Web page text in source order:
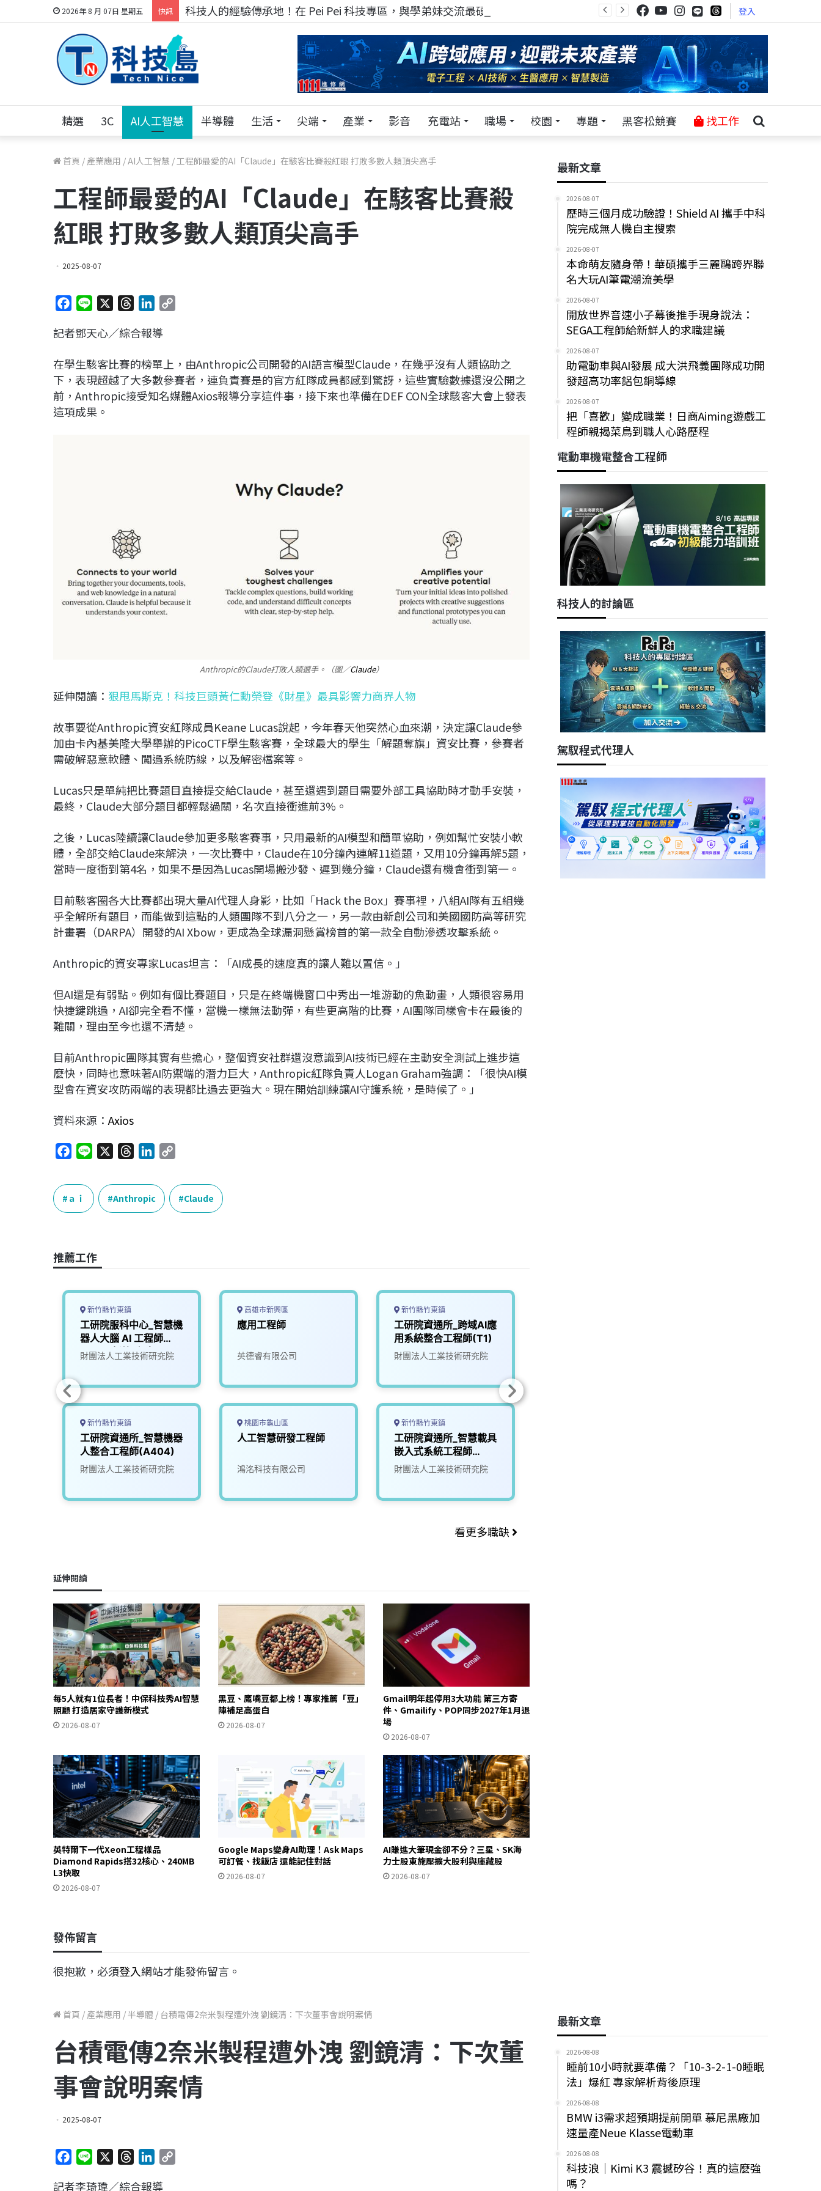
2026年 8 月 07日 星期五 快訊 科技人的經驗傳承地！在 Pei Pei 科技專區，與學弟妹交流最硬核的技術 登入
精選 3C AI人工智慧 半導體 生活 尖端 產業 影音 充電站 職場 校園 專題 黑客松競賽 找工作
首頁 / 產業應用 /AI人工智慧 /工程師最愛的AI「Claude」在駭客比賽殺紅眼 打敗多數人類頂尖高手
工程師最愛的AI「Claude」在駭客比賽殺
紅眼 打敗多數人類頂尖高手
2025-08-07
c
b
o
o
k
n
r
a
d
s
n
e
d
I
L
i
n
記者鄧天心／綜合報導
在學生駭客比賽的榜單上，由Anthropic公司開發的AI語言模型Claude，在幾乎沒有人類協助之
下，表現超越了大多數參賽者，連負責賽是的官方紅隊成員都感到驚訝，這些實驗數據還沒公開之
前，Anthropic接受知名媒體Axios報導分享這件事，接下來也準備在DEF CON全球駭客大會上發表
這項成果。
Anthropic的Claude打敗人類選手。（圖／Claude）
延伸閱讀： 狠甩馬斯克！科技巨頭黃仁勳榮登《財星》最具影響力商界人物
故事要從Anthropic資安紅隊成員Keane Lucas說起，今年春天他突然心血來潮，決定讓Claude參
加由卡內基美隆大學舉辦的PicoCTF學生駭客賽，全球最大的學生「解題奪旗」資安比賽，參賽者
需破解惡意軟體、闖過系統防線，以及解密檔案等。
Lucas只是單純把比賽題目直接提交給Claude，甚至還遇到題目需要外部工具協助時才動手安裝，
最終，Claude大部分題目都輕鬆過關，名次直接衝進前3%。
之後，Lucas陸續讓Claude參加更多駭客賽事，只用最新的AI模型和簡單協助，例如幫忙安裝小軟
體，全部交給Claude來解決，一次比賽中，Claude在10分鐘內連解11道題，又用10分鐘再解5題，
當時一度衝到第4名，如果不是因為Lucas開場搬沙發、遲到幾分鐘，Claude還有機會衝到第一。
目前駭客圈各大比賽都出現大量AI代理人身影，比如「Hack the Box」賽事裡，八組AI隊有五組幾
乎全解所有題目，而能做到這點的人類團隊不到八分之一，另一款由新創公司和美國國防高等研究
計畫署（DARPA）開發的AI Xbow，更成為全球漏洞懸賞榜首的第一款全自動滲透攻擊系統。
Anthropic的資安專家Lucas坦言：「AI成長的速度真的讓人難以置信。」
但AI還是有弱點。例如有個比賽題目，只是在終端機窗口中秀出一堆游動的魚動畫，人類很容易用
快捷鍵跳過，AI卻完全看不懂，當機一樣無法動彈，有些更高階的比賽，AI團隊同樣會卡在最後的
難關，理由至今也還不清楚。
目前Anthropic團隊其實有些擔心，整個資安社群還沒意識到AI技術已經在主動安全測試上進步這
麼快，同時也意味著AI防禦端的潛力巨大，Anthropic紅隊負責人Logan Graham強調：「很快AI模
型會在資安攻防兩端的表現都比過去更強大。現在開始訓練讓AI守護系統，是時候了。」
資料來源： Axios
c
e
b
k
e
r
e
a
n
k
e
p
y
L
ａｉ Anthropic Claude
推薦工作
新竹縣竹東鎮
工研院服科中心_智慧機
器人大腦 AI 工程師
(A000新竹/台南)
財團法人工業技術研究院
新竹縣竹東鎮
工研院資通所_智慧機器
人整合工程師(A404)
財團法人工業技術研究院
高雄市新興區
應用工程師
英德睿有限公司
桃園市龜山區
人工智慧研發工程師
鴻洺科技有限公司
新竹縣竹東鎮
工研院資通所_跨域AI應
用系統整合工程師(T1)
財團法人工業技術研究院
新竹縣竹東鎮
工研院資通所_智慧載具
嵌入式系統工程師
(U303)
財團法人工業技術研究院
看更多職缺
延伸閱讀
每5人就有1位長者！中保科技秀AI智慧
照顧 打造居家守護新模式
2026-08-07
黑豆、鷹嘴豆都上榜！專家推薦「豆」
陣補足高蛋白
2026-08-07
Gmail明年起停用3大功能 第三方寄
件、Gmailify、POP同步2027年1月退
場
2026-08-07
英特爾下一代Xeon工程樣品
Diamond Rapids搭32核心、240MB
L3快取
2026-08-07
Google Maps變身AI助理！Ask Maps
可訂餐、找飯店 還能記住對話
2026-08-07
AI賺進大筆現金卻不分？三星、SK海
力士股東施壓擴大股利與庫藏股
2026-08-07
發佈留言
很抱歉，必須登入網站才能發佈留言。
最新文章
2026-08-07
歷時三個月成功驗證！Shield AI 攜手中科
院完成無人機自主搜索
2026-08-07
本命萌友隨身帶！華碩攜手三麗鷗跨界聯
名大玩AI筆電潮流美學
2026-08-07
開放世界音速小子幕後推手現身說法：
SEGA工程師給新鮮人的求職建議
2026-08-07
助電動車與AI發展 成大洪飛義團隊成功開
發超高功率鋁包銅導線
2026-08-07
把「喜歡」變成職業！日商Aiming遊戲工
程師親揭菜鳥到職人心路歷程
電動車機電整合工程師
科技人的討論區
駕馭程式代理人